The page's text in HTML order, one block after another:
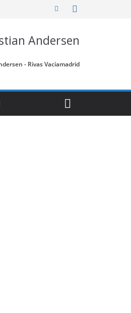
Andersen
- Rivas Vaciamadrid